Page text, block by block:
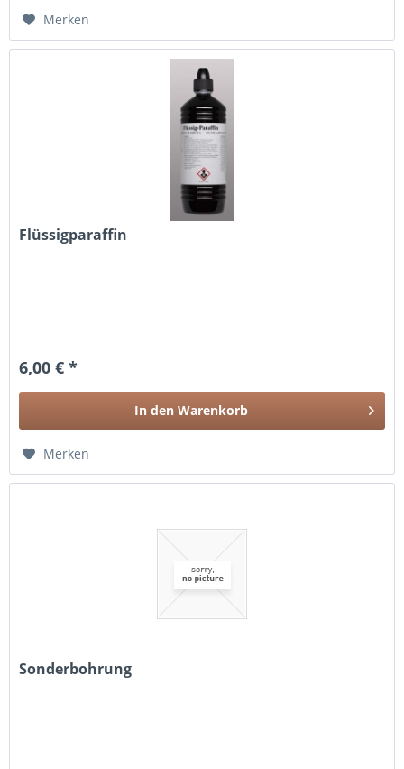
Merken
Flüssigparaffin
6,00 € *
In den Warenkorb
Merken
Sonderbohrung